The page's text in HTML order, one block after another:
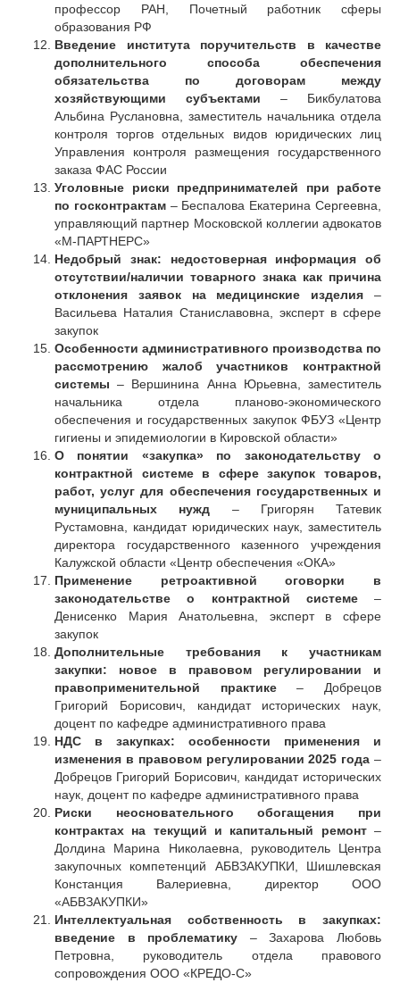
профессор РАН, Почетный работник сферы
образования РФ
Введение института поручительств в качестве
дополнительного способа обеспечения
обязательства по договорам между
хозяйствующими субъектами – Бикбулатова
Альбина Руслановна, заместитель начальника отдела
контроля торгов отдельных видов юридических лиц
Управления контроля размещения государственного
заказа ФАС России
Уголовные риски предпринимателей при работе
по госконтрактам– Беспалова Екатерина Сергеевна,
управляющий партнер Московской коллегии адвокатов
«М-ПАРТНЕРС»
Недобрый знак: недостоверная информация об
отсутствии/наличии товарного знака как причина
отклонения заявок на медицинские изделия –
Васильева Наталия Станиславовна, эксперт в сфере
закупок
Особенности административного производства по
рассмотрению жалоб участников контрактной
системы – Вершинина Анна Юрьевна, заместитель
начальника отдела планово-экономического
обеспечения и государственных закупок ФБУЗ «Центр
гигиены и эпидемиологии в Кировской области»
О понятии «закупка» по законодательству о
контрактной системе в сфере закупок товаров,
работ, услуг для обеспечения государственных и
муниципальных нужд – Григорян Татевик
Рустамовна, кандидат юридических наук, заместитель
директора государственного казенного учреждения
Калужской области «Центр обеспечения «ОКА»
Применение ретроактивной оговорки в
законодательстве о контрактной системе–
Денисенко Мария Анатольевна, эксперт в сфере
закупок
Дополнительные требования к участникам
закупки: новое в правовом регулировании и
правоприменительной практике– Добрецов
Григорий Борисович, кандидат исторических наук,
доцент по кафедре административного права
НДС в закупках: особенности применения и
изменения в правовом регулировании 2025 года –
Добрецов Григорий Борисович, кандидат исторических
наук, доцент по кафедре административного права
Риски неосновательного обогащения при
контрактах на текущий и капитальный ремонт–
Долдина Марина Николаевна, руководитель Центра
закупочных компетенций АБВЗАКУПКИ, Шишлевская
Констанция Валериевна, директор ООО
«АБВЗАКУПКИ»
Интеллектуальная собственность в закупках:
введение в проблематику – Захарова Любовь
Петровна, руководитель отдела правового
сопровождения ООО «КРЕДО-С»